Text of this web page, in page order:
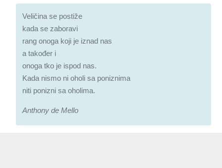
Veličina se postiže
kada se zaboravi
rang onoga koji je iznad nas
a također i
onoga tko je ispod nas.
Kada nismo ni oholi sa poniznima
niti ponizni sa oholima.
Anthony de Mello